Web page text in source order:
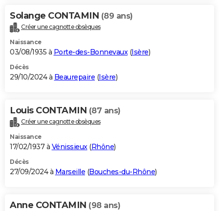
Solange CONTAMIN (89 ans)
Créer une cagnotte obsèques
Naissance
03/08/1935 à Porte-des-Bonnevaux(Isère)
Décès
29/10/2024 à Beaurepaire (Isère)
Louis CONTAMIN (87 ans)
Créer une cagnotte obsèques
Naissance
17/02/1937 à Vénissieux(Rhône)
Décès
27/09/2024 à Marseille (Bouches-du-Rhône)
Anne CONTAMIN (98 ans)